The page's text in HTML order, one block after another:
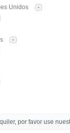
Unidos +
+
por favor use